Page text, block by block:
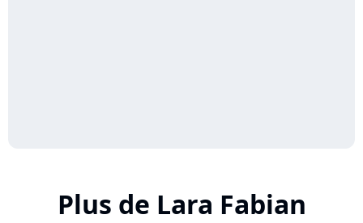
Plus de Lara Fabian